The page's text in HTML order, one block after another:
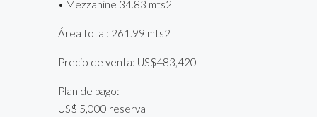
• Mezzanine 34.83 mts2
Área total: 261.99 mts2
Precio de venta: US$483,420
Plan de pago:
US$ 5,000 reserva